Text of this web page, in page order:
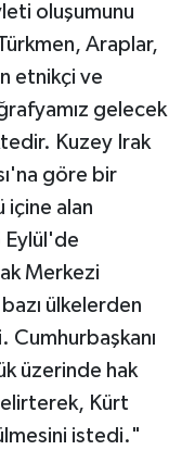
oluşumunu
Araplar,
etnikçi ve
gelecek
Kuzey Irak
göre bir
içine alan
Eylül'de
Merkezi
ülkelerden
Cumhurbaşkanı
üzerinde hak
Kürt
istedi."